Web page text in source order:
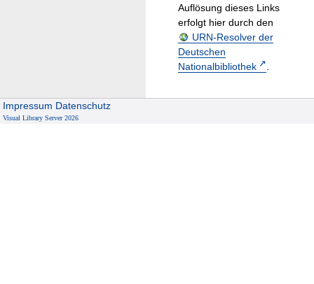
Auflösung dieses Links
erfolgt hier durch den
URN-Resolver der
Deutschen
Nationalbibliothek
.
Impressum Datenschutz
Visual Library Server 2026